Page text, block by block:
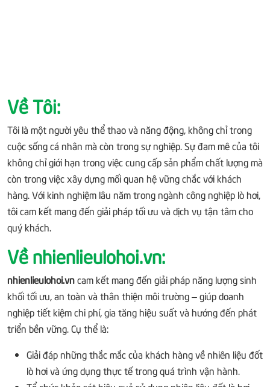
Về Tôi:
Tôi là một người yêu thể thao và năng động, không chỉ trong
cuộc sống cá nhân mà còn trong sự nghiệp. Sự đam mê của tôi
không chỉ giới hạn trong việc cung cấp sản phẩm chất lượng mà
còn trong việc xây dựng mối quan hệ vững chắc với khách
hàng. Với kinh nghiệm lâu năm trong ngành công nghiệp lò hơi,
tôi cam kết mang đến giải pháp tối ưu và dịch vụ tận tâm cho
quý khách.
Về nhienlieulohoi.vn:
nhienlieulohoi.vncam kết mang đến giải pháp năng lượng sinh
khối tối ưu, an toàn và thân thiện môi trường – giúp doanh
nghiệp tiết kiệm chi phí, gia tăng hiệu suất và hướng đến phát
triển bền vững. Cụ thể là:
Giải đáp những thắc mắc của khách hàng về nhiên liệu đốt
lò hơi và ứng dụng thực tế trong quá trình vận hành.